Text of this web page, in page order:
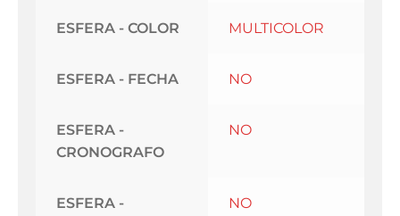
ESFERA - COLOR MULTICOLOR
ESFERA - FECHA NO
ESFERA -
CRONOGRAFO
NO
ESFERA -
NO